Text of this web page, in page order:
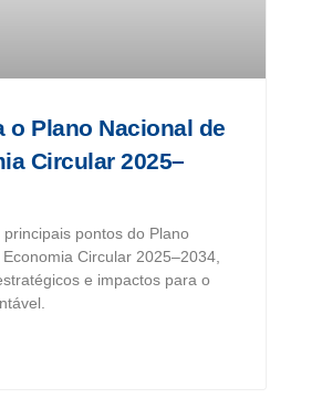
o Plano Nacional de
Circular 2025–
pontos do Plano
Circular 2025–2034,
e impactos para o